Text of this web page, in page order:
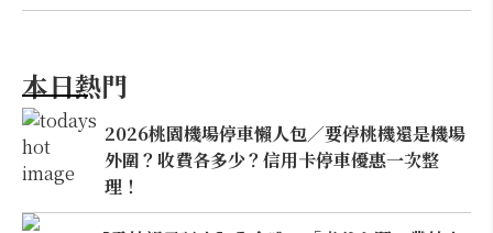
本日熱門
2026桃園機場停車懶人包／要停桃機還是機場
外圍？收費各多少？信用卡停車優惠一次整
理！